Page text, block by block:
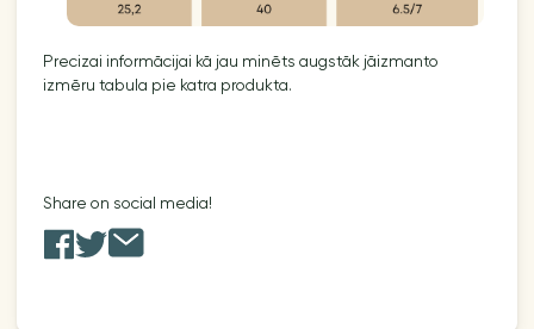
Precizai informācijai kā jau minēts augstāk jāizmanto
izmēru tabula pie katra produkta.
Share on social media!